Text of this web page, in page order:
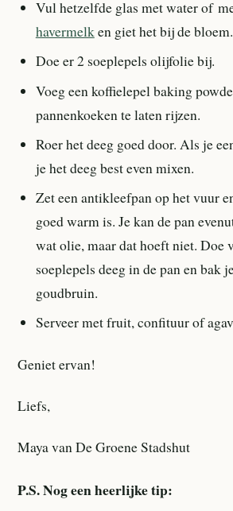
Vul hetzelfde glas met water of
havermelken giet het bij de bloem.
Doe er 2 soeplepels olijfolie bij.
Voeg een koffielepel baking
pannenkoeken te laten rijzen.
Roer het deeg goed door. Als je
je het deeg best even mixen.
Zet een antikleefpan op het vuur
goed warm is. Je kan de pan
wat olie, maar dat hoeft niet. Doe
soeplepels deeg in de pan en bak
goudbruin.
Serveer met fruit, confituur of
Geniet ervan!
Liefs,
Maya van De Groene Stadshut
P.S. Nog een heerlijke tip: